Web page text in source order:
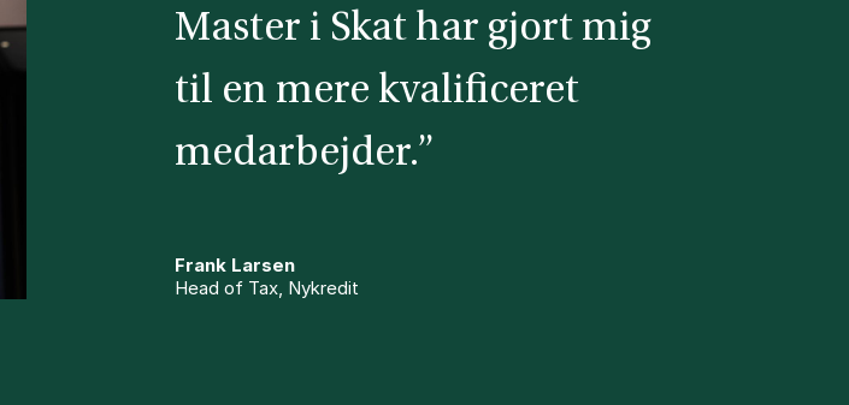
Master i Skat har gjort mig
til en mere kvalificeret
medarbejder.”
Frank Larsen
Head of Tax, Nykredit